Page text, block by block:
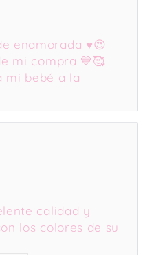
enamorada ♥️😍
mi compra 💙🥰
mi bebé a la
calidad y
los colores de su